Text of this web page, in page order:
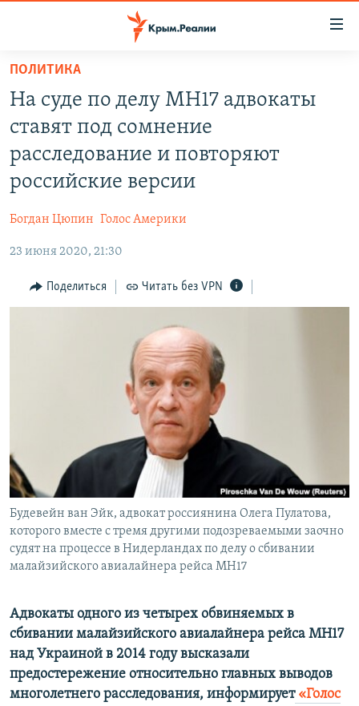
Вернуться
основному
содержанию
главной
Вернутся
СПЕЦПРОЕКТЫ
КАРТА ВОЕННЫХ ОБЪЕКТОВ КРЫМА
ИСТОРИЯ
ИНФОГРАФИКА
ТЕЛЕПРОЕКТ КРЫМ.РЕАЛИИ
ПРОПАВШИЕ БЕЗ ВЕСТИ
ПОБЕДИТЕЛЕЙ НЕ СУДЯТ?
КРЫМ.НЕПОКОРЕННЫЙ
УКРАИНСКАЯ ПРОБЛЕМА КРЫМА
РАДІО СВОБОДА
КАК ОБОЙТИ БЛОКИРОВКУ
Все сайты RFE/RL
ПОЛИТИКА
На суде по делу МН17 адвокаты
ставят под сомнение
расследование и повторяют
российские версии
Богдан Цюпин Голос Америки
23 июня 2020, 21:30
Поделиться Читать без VPN
Будевейн ван Эйк, адвокат россиянина Олега Пулатова,
которого вместе с тремя другими подозреваемыми заочно
судят на процессе в Нидерландах по делу о сбивании
малайзийского авиалайнера рейса МН17
Адвокаты одного из четырех обвиняемых в
сбивании малайзийского авиалайнера рейса МН17
над Украиной в 2014 году высказали
предостережение относительно главных выводов
многолетнего расследования, информирует«Голос